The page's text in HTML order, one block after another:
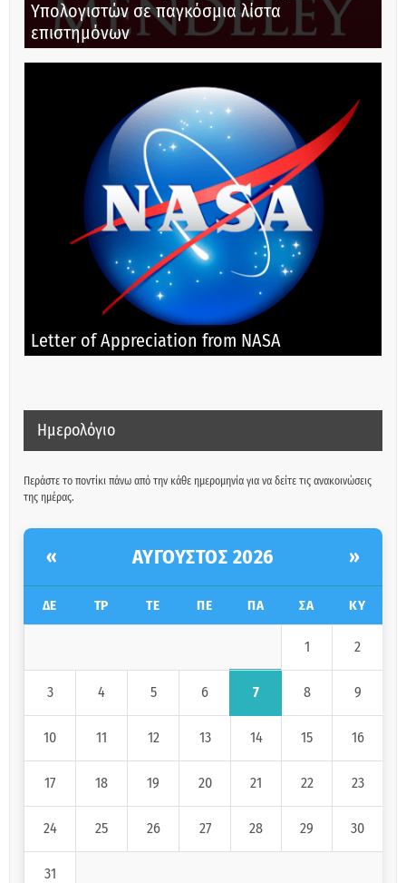
Υπολογιστών σε παγκόσμια λίστα
επιστημόνων
Letter of Appreciation from NASA
Ημερολόγιο
Περάστε το ποντίκι πάνω από την κάθε ημερομηνία για να δείτε τις ανακοινώσεις
της ημέρας.
« ΑΎΓΟΥΣΤΟΣ 2026 »
ΔΕ ΤΡ ΤΕ ΠΕ ΠΑ ΣΑ ΚΥ
1 2
3 4 5 6 7 8 9
10 11 12 13 14 15 16
17 18 19 20 21 22 23
24 25 26 27 28 29 30
31